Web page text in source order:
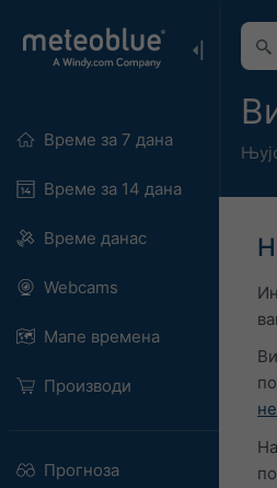
Време за 7 дана
Време за 14 дана
Време данас
Webcams
Мапе времена
Производи
Прогноза